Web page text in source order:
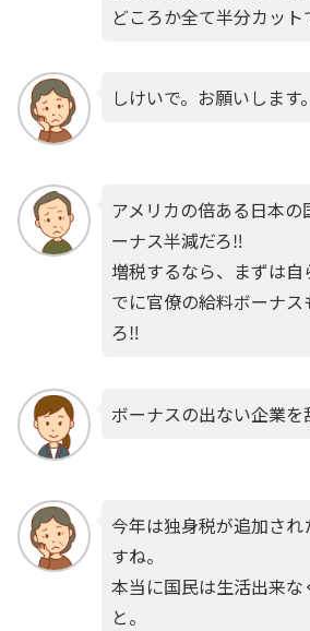
どころか全て半分カット
しけいで。お願いします。
アメリカの倍ある日本
ーナス半減だろ‼️
増税するなら、まずは
でに官僚の給料ボーナ
ろ‼️
ボーナスの出ない企業を
今年は独身税が追加さ
すね。
本当に国民は生活出来
と。